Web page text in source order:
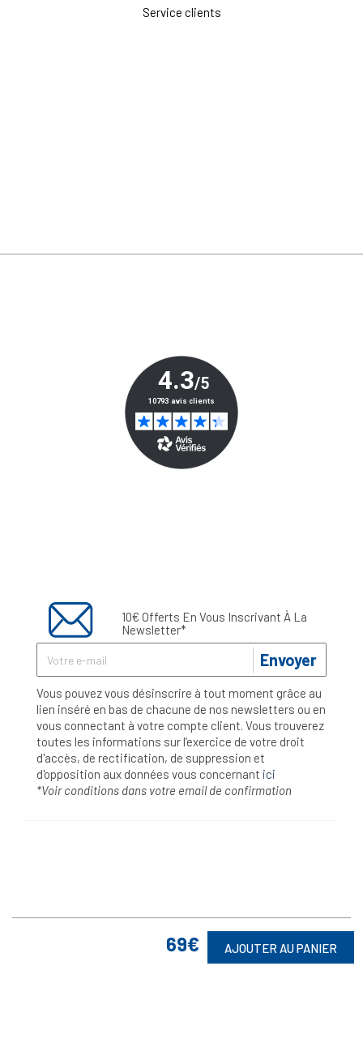
69€ AJOUTER AU PANIER
Service clients
10€ Offerts En Vous Inscrivant À La
Newsletter*
Envoyer
Vous pouvez vous désinscrire à tout moment grâce au
lien inséré en bas de chacune de nos newsletters ou en
vous connectant à votre compte client. Vous trouverez
toutes les informations sur l’exercice de votre droit
d'accès, de rectification, de suppression et
d'opposition aux données vous concernant ici
*Voir conditions dans votre email de confirmation